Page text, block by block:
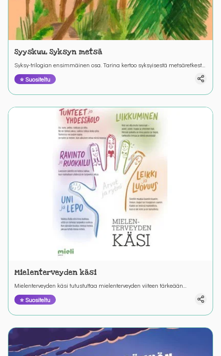
Syyskuu, Syksyn metsä
Syksy-trilogian ensimmäinen osa. Tarina kertoo syksyisestä metsäretkestä
ja retkeen valmistautumisesta. Värinautit.
⭐ Suositeltu
Mielenterveyden käsi
Mielenterveyden käsi tutustuttaa mielenterveyden viiteen tärkeään
periaatteeseen. Hauska tarina kuljettaa läpi kaikkien sormien.
⭐ Suositeltu